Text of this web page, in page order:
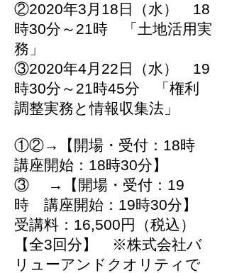
②2020年3月18日（水） 18
時30分～21時 「土地活用実
務」
③2020年4月22日（水） 19
時30分～21時45分 「権利
調整実務と情報収集法」
①②→【開場・受付：18時
講座開始：18時30分】
③ →【開場・受付：19
時 講座開始：19時30分】
受講料：16,500円（税込）
【全3回分】 ※株式会社バ
リューアンドクオリティで